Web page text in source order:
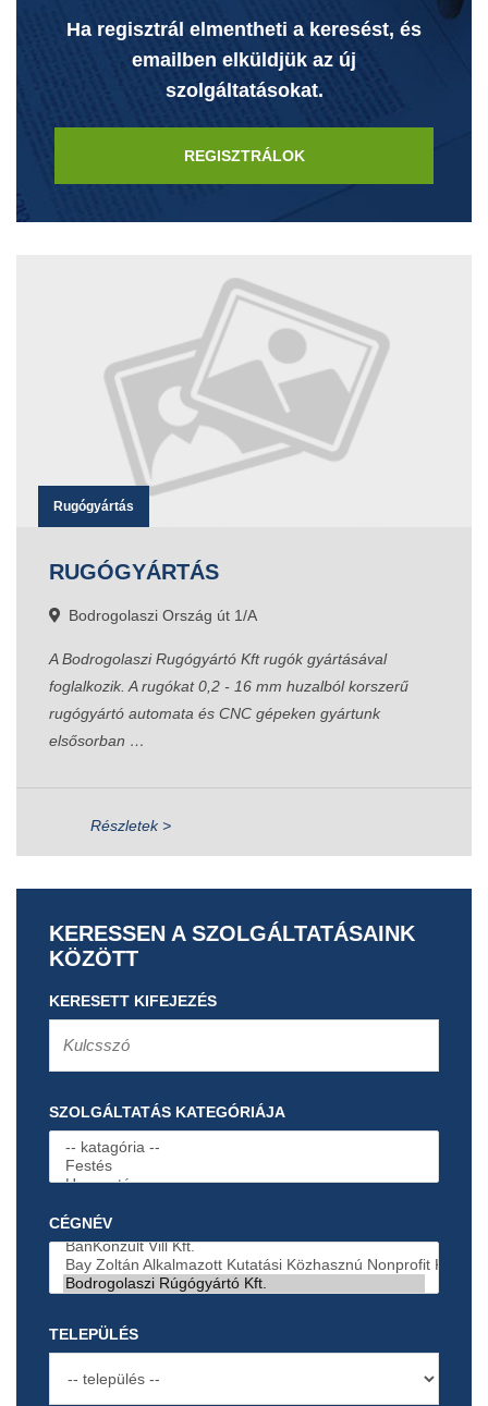
Ha regisztrál elmentheti a keresést, és
emailben elküldjük az új
szolgáltatásokat.
REGISZTRÁLOK
Rugógyártás
RUGÓGYÁRTÁS
Bodrogolaszi Ország út 1/A
A Bodrogolaszi Rugógyártó Kft rugók gyártásával
foglalkozik. A rugókat 0,2 - 16 mm huzalból korszerű
rugógyártó automata és CNC gépeken gyártunk
elsősorban …
Részletek >
KERESSEN A SZOLGÁLTATÁSAINK
KÖZÖTT
KERESETT KIFEJEZÉS
SZOLGÁLTATÁS KATEGÓRIÁJA
CÉGNÉV
TELEPÜLÉS